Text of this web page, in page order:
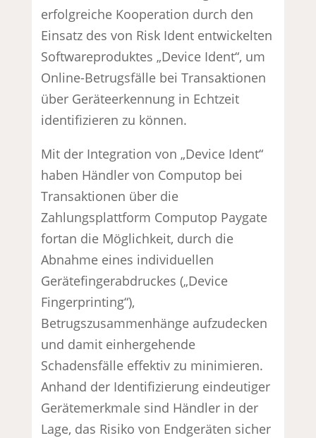
erfolgreiche Kooperation durch den
Einsatz des von Risk Ident entwickelten
Softwareproduktes „Device Ident“, um
Online-Betrugsfälle bei Transaktionen
über Geräteerkennung in Echtzeit
identifizieren zu können.
Mit der Integration von „Device Ident“
haben Händler von Computop bei
Transaktionen über die
Zahlungsplattform Computop Paygate
fortan die Möglichkeit, durch die
Abnahme eines individuellen
Gerätefingerabdruckes („Device
Fingerprinting“),
Betrugszusammenhänge aufzudecken
und damit einhergehende
Schadensfälle effektiv zu minimieren.
Anhand der Identifizierung eindeutiger
Gerätemerkmale sind Händler in der
Lage, das Risiko von Endgeräten sicher